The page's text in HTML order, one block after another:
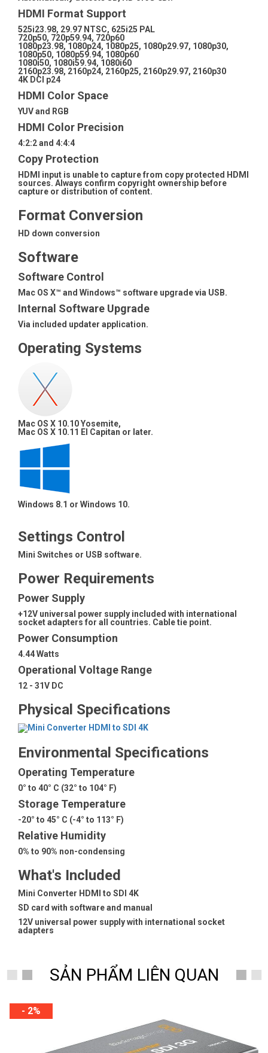
HDMI Format Support
525i23.98, 29.97 NTSC, 625i25 PAL
720p50, 720p59.94, 720p60
1080p23.98, 1080p24, 1080p25, 1080p29.97, 1080p30,
1080p50, 1080p59.94, 1080p60
1080i50, 1080i59.94, 1080i60
2160p23.98, 2160p24, 2160p25, 2160p29.97, 2160p30
4K DCI p24
HDMI Color Space
YUV and RGB
HDMI Color Precision
4:2:2 and 4:4:4
Copy Protection
HDMI input is unable to capture from copy protected HDMI
sources. Always confirm copyright ownership before
capture or distribution of content.
Format Conversion
HD down conversion
Software
Software Control
Mac OS X™ and Windows™ software upgrade via USB.
Internal Software Upgrade
Via included updater application.
Operating Systems
Mac OS X 10.10 Yosemite,
Mac OS X 10.11 El Capitan or later.
Windows 8.1 or Windows 10.
Settings Control
Mini Switches or USB software.
Power Requirements
Power Supply
+12V universal power supply included with international
socket adapters for all countries. Cable tie point.
Power Consumption
4.44 Watts
Operational Voltage Range
12 - 31V DC
Physical Specifications
Environmental Specifications
Operating Temperature
0° to 40° C (32° to 104° F)
Storage Temperature
-20° to 45° C (-4° to 113° F)
Relative Humidity
0% to 90% non-condensing
What's Included
Mini Converter HDMI to SDI 4K
SD card with software and manual
12V universal power supply with international socket
adapters
SẢN PHẨM LIÊN QUAN
- 2%